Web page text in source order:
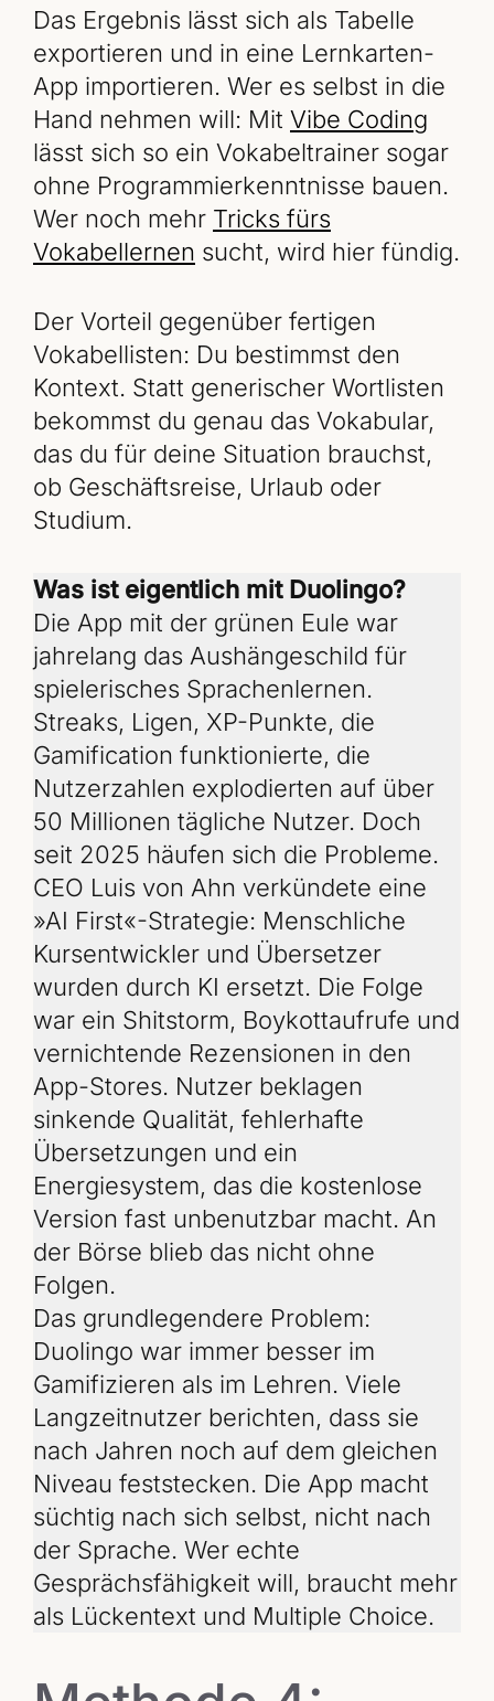
Das Ergebnis lässt sich als Tabelle
exportieren und in eine Lernkarten-
App importieren. Wer es selbst in die
Hand nehmen will: Mit Vibe Coding
lässt sich so ein Vokabeltrainer sogar
ohne Programmierkenntnisse bauen.
Wer noch mehr Tricks fürs
Vokabellernen sucht, wird hier fündig.
Der Vorteil gegenüber fertigen
Vokabellisten: Du bestimmst den
Kontext. Statt generischer Wortlisten
bekommst du genau das Vokabular,
das du für deine Situation brauchst,
ob Geschäftsreise, Urlaub oder
Studium.
Was ist eigentlich mit Duolingo?
Die App mit der grünen Eule war
jahrelang das Aushängeschild für
spielerisches Sprachenlernen.
Streaks, Ligen, XP-Punkte, die
Gamification funktionierte, die
Nutzerzahlen explodierten auf über
50 Millionen tägliche Nutzer. Doch
seit 2025 häufen sich die Probleme.
CEO Luis von Ahn verkündete eine
»AI First«-Strategie: Menschliche
Kursentwickler und Übersetzer
wurden durch KI ersetzt. Die Folge
war ein Shitstorm, Boykottaufrufe und
vernichtende Rezensionen in den
App-Stores. Nutzer beklagen
sinkende Qualität, fehlerhafte
Übersetzungen und ein
Energiesystem, das die kostenlose
Version fast unbenutzbar macht. An
der Börse blieb das nicht ohne
Folgen.
Das grundlegendere Problem:
Duolingo war immer besser im
Gamifizieren als im Lehren. Viele
Langzeitnutzer berichten, dass sie
nach Jahren noch auf dem gleichen
Niveau feststecken. Die App macht
süchtig nach sich selbst, nicht nach
der Sprache. Wer echte
Gesprächsfähigkeit will, braucht mehr
als Lückentext und Multiple Choice.